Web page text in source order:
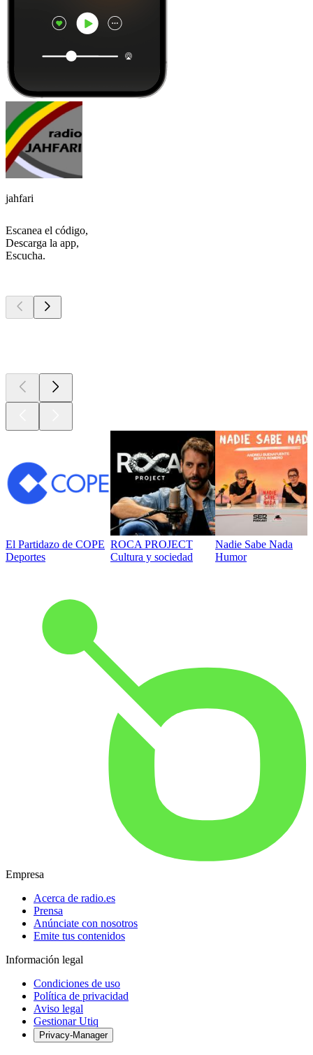
jahfari
Escanea el código,
Descarga la app,
Escucha.
El Partidazo de COPE
Deportes
ROCA PROJECT
Cultura y sociedad
Nadie Sabe Nada
Humor
Empresa
Acerca de radio.es
Prensa
Anúnciate con nosotros
Emite tus contenidos
Información legal
Condiciones de uso
Política de privacidad
Aviso legal
Gestionar Utiq
Privacy-Manager